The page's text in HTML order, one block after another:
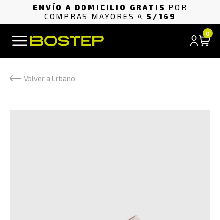
ENVÍO A DOMICILIO GRATIS
POR
COMPRAS MAYORES A S/169
0
Volver a Urbano